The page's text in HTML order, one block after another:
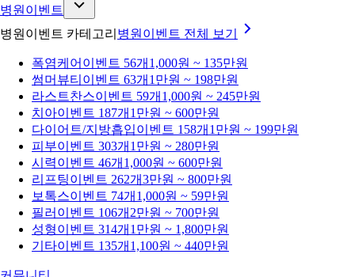
병원이벤트
병원이벤트 카테고리 병원이벤트 전체 보기
폭염케어 이벤트 56개 1,000원 ~ 135만원
썸머뷰티 이벤트 63개 1만원 ~ 198만원
라스트찬스이벤트 59개 1,000원 ~ 245만원
치아이벤트 187개 1만원 ~ 600만원
다이어트/지방흡입이벤트 158개 1만원 ~ 199만원
피부이벤트 303개 1만원 ~ 280만원
시력이벤트 46개 1,000원 ~ 600만원
리프팅이벤트 262개3만원 ~ 800만원
보톡스이벤트 74개 1,000원 ~ 59만원
필러 이벤트 106개 2만원 ~ 700만원
성형이벤트 314개 1만원 ~ 1,800만원
기타이벤트 135개 1,100원 ~ 440만원